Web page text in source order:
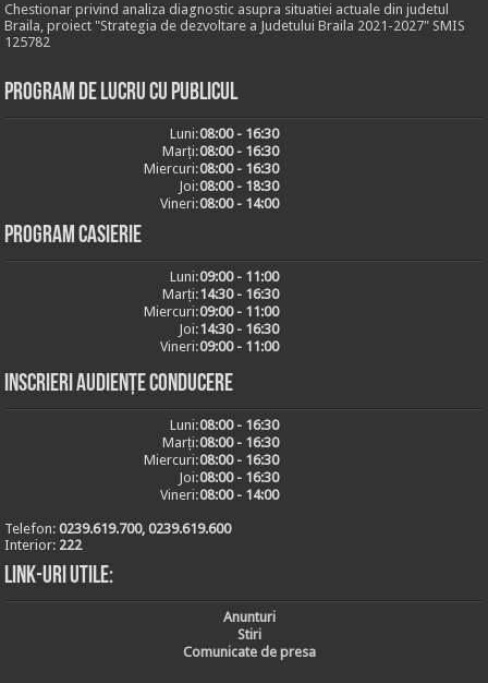
Chestionar privind analiza diagnostic asupra situatiei actuale din judetul
Braila, proiect "Strategia de dezvoltare a Judetului Braila 2021-2027" SMIS
125782
Program de lucru cu publicul
Luni:08:00 - 16:30
Marți:08:00 - 16:30
Miercuri:08:00 - 16:30
Joi:08:00 - 18:30
Vineri:08:00 - 14:00
Program casierie
Luni:09:00 - 11:00
Marți:14:30 - 16:30
Miercuri:09:00 - 11:00
Joi:14:30 - 16:30
Vineri:09:00 - 11:00
Inscrieri audiențe conducere
Luni:08:00 - 16:30
Marți:08:00 - 16:30
Miercuri:08:00 - 16:30
Joi:08:00 - 16:30
Vineri:08:00 - 14:00
Telefon:0239.619.700, 0239.619.600
Interior: 222
Link-uri utile:
Anunturi
Stiri
Comunicate de presa